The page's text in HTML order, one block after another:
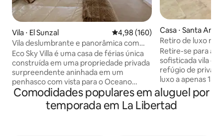
Vila ⋅ El Sunzal 4,98 de uma avaliação média de
4,98 (160)
Vila deslumbrante e panorâmica com
vista para o mar
Eco Sky Villa é uma casa de férias única
construída em uma propriedade privada
surpreendente aninhada em um
penhasco com vista para o Oceano
Pacífico. Você vai desfrutar de brisas
mais frescas no topo da colina em um
amplo terraço flutuante sob grandes
Casa ⋅ Santa Ana
Retiro de luxo
Lago Coatepeque
Retire-se para a
sofisticada vila
refúgio de
luxo a apenas 15
Perfeito para até
vistas
interiores
Comodidades populares em aluguel por
temporada em La Libertad